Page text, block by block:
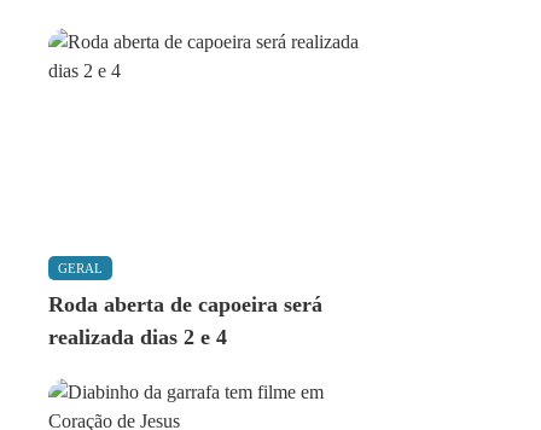
GERAL
Roda aberta de capoeira será
realizada dias 2 e 4